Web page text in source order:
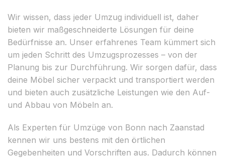
Wir wissen, dass jeder Umzug individuell ist, daher
bieten wir maßgeschneiderte Lösungen für deine
Bedürfnisse an. Unser erfahrenes Team kümmert sich
um jeden Schritt des Umzugsprozesses – von der
Planung bis zur Durchführung. Wir sorgen dafür, dass
deine Möbel sicher verpackt und transportiert werden
und bieten auch zusätzliche Leistungen wie den Auf-
und Abbau von Möbeln an.
Als Experten für Umzüge von Bonn nach Zaanstad
kennen wir uns bestens mit den örtlichen
Gegebenheiten und Vorschriften aus. Dadurch können